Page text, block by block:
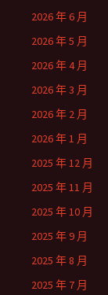
2026 年 6 月
2026 年 5 月
2026 年 4 月
2026 年 3 月
2026 年 2 月
2026 年 1 月
2025 年 12 月
2025 年 11 月
2025 年 10 月
2025 年 9 月
2025 年 8 月
2025 年 7 月